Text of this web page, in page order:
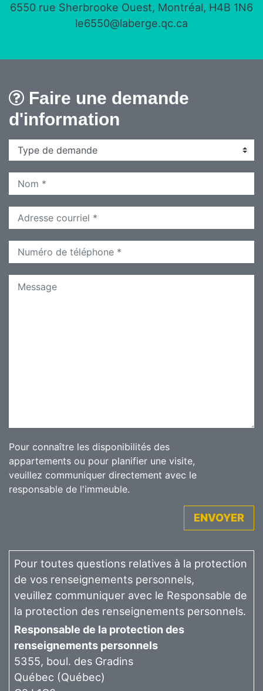
6550 rue Sherbrooke Ouest, Montréal, H4B 1N6
le6550@laberge.qc.ca
Faire une demande
d'information
Pour connaître les disponibilités des
appartements ou pour planifier une visite,
veuillez communiquer directement avec le
responsable de l'immeuble.
ENVOYER
Pour toutes questions relatives à la protection
de vos renseignements personnels,
veuillez communiquer avec le Responsable de
la protection des renseignements personnels.
Responsable de la protection des
renseignements personnels
5355, boul. des Gradins
Québec (Québec)